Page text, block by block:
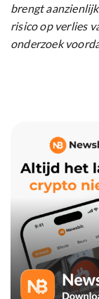
brengt
risico op verlies
onderzoek